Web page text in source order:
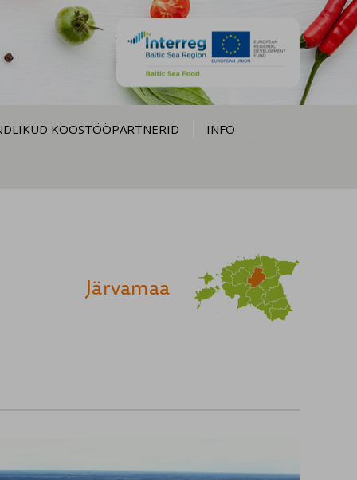
KOOSTÖÖPARTNERID INFO
Järvamaa